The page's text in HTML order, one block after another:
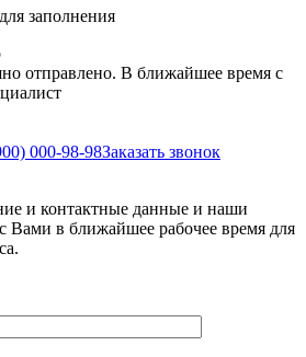
заполнения
отправлено. В ближайшее время с
000-98-98Заказать звонок
и контактные данные и наши
Вами в ближайшее рабочее время для